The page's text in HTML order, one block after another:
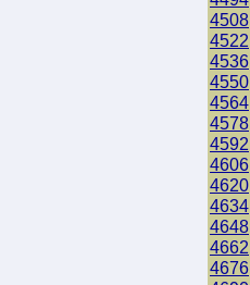
4508
4522
4536
4550
4564
4578
4592
4606
4620
4634
4648
4662
4676